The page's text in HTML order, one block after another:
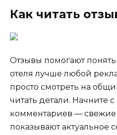
Как читать
Отзывы помогают понять
отеля лучше любой
просто смотреть на
читать детали. Начните
комментариев — свежие
показывают актуальное